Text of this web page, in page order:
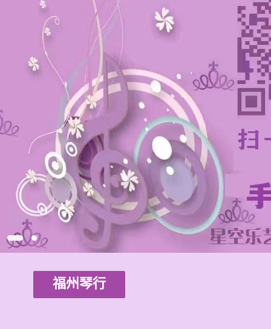
福州琴行